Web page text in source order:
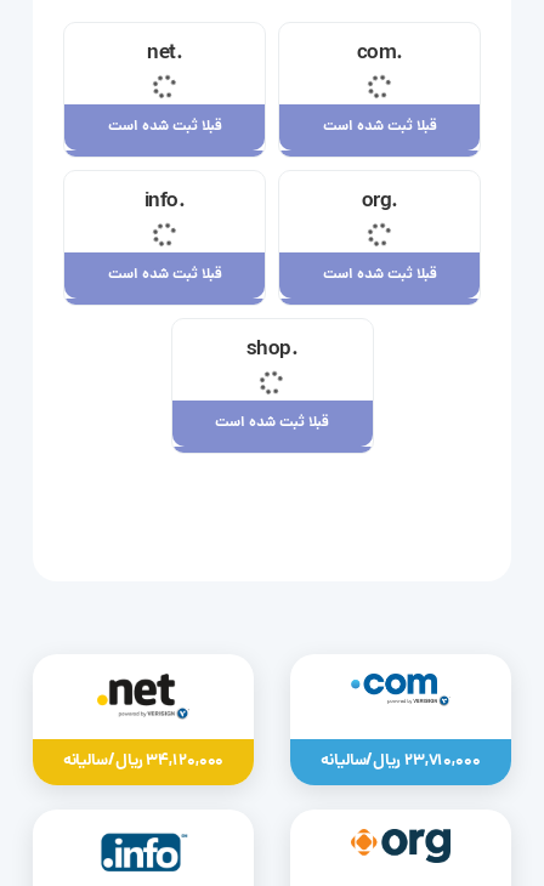
.com
قبلا ثبت شده است
23,710,000 ریال
.net
قبلا ثبت شده است
34,120,000 ریال
.org
قبلا ثبت شده است
.info
قبلا ثبت شده است
.shop
قبلا ثبت شده است
23,710,000 ریال/سالیانه 34,120,000 ریال/سالیانه